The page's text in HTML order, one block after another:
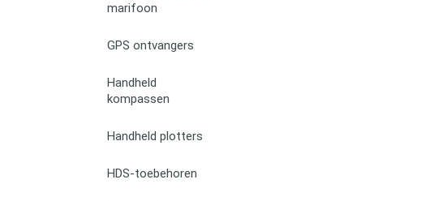
marifoon
GPS ontvangers
Handheld
kompassen
Handheld plotters
HDS-toebehoren